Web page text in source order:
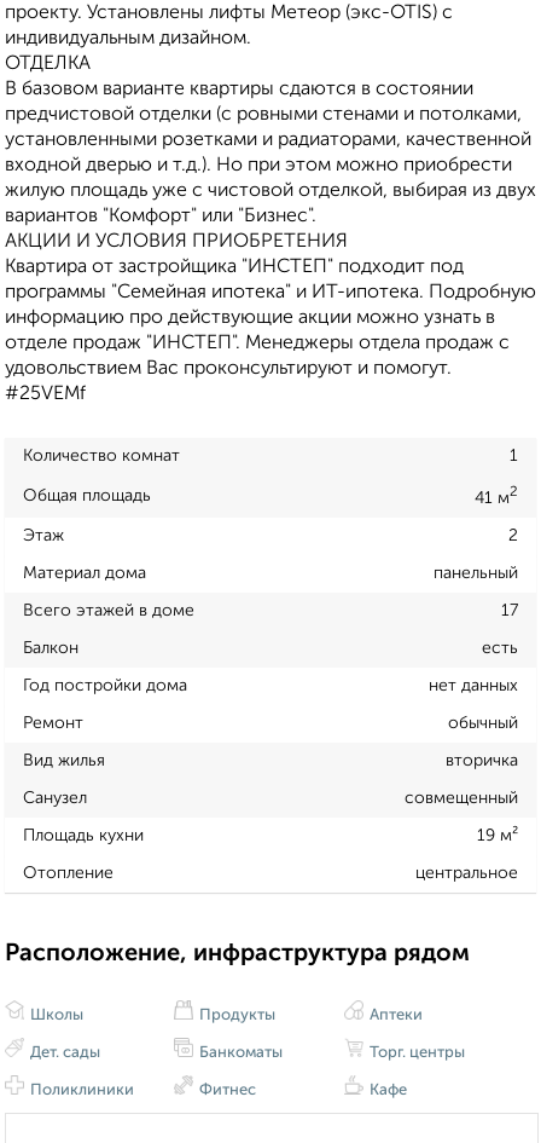
проекту. Установлены лифты Метеор (экс-ОТIS) с
индивидуальным дизайном.
ОТДЕЛКА
В базовом варианте квартиры сдаются в состоянии
предчистовой отделки (с ровными стенами и потолками,
установленными розетками и радиаторами, качественной
входной дверью и т.д.). Но при этом можно приобрести
жилую площадь уже с чистовой отделкой, выбирая из двух
вариантов "Комфорт" или "Бизнес".
АКЦИИ И УСЛОВИЯ ПРИОБРЕТЕНИЯ
Квартира от застройщика "ИНСТЕП" подходит под
программы "Семейная ипотека" и ИТ-ипотека. Подробную
информацию про действующие акции можно узнать в
отделе продаж "ИНСТЕП". Менеджеры отдела продаж с
удовольствием Вас проконсультируют и помогут.
#25VEMf
Количество комнат 1
Общая площадь 41 м2
Этаж 2
Материал дома панельный
Всего этажей в доме 17
Балкон есть
Год постройки дома нет данных
Ремонт обычный
Вид жилья вторичка
Санузел совмещенный
Площадь кухни 19 м²
Отопление центральное
Расположение, инфраструктура рядом
Школы
Дет. сады
Поликлиники
Продукты
Банкоматы
Фитнес
Аптеки
Торг. центры
Кафе